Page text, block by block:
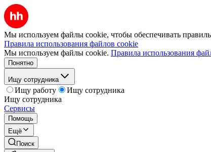
Мы используем файлы cookie, чтобы обеспечивать
Правила использования файлов cookie
Мы используем файлы cookie. Правила использования
Понятно
Ищу сотрудника
Ищу работу
Ищу сотрудника
Ищу сотрудника
Сервисы
Помощь
Ещё
Поиск